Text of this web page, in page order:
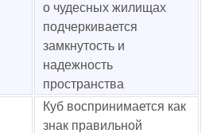
о чудесных жилищах
подчеркивается
замкнутость и
надежность
пространства
Куб воспринимается как
знак правильной